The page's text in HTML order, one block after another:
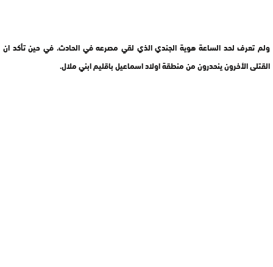
ولم تعرف لحد الساعة هوية الجندي الذي لقي مصرعه في الحادث، في حين تأكد ان
القتلى الأخرون ينحدرون من منطقة اولاد اسماعيل باقليم ابني ملال.